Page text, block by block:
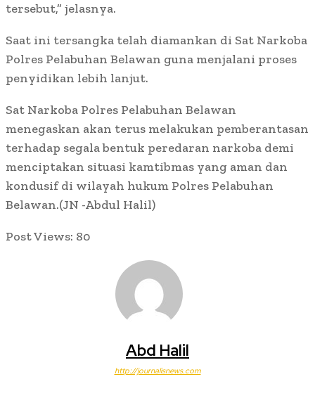
tersebut,” jelasnya.
Saat ini tersangka telah diamankan di Sat Narkoba
Polres Pelabuhan Belawan guna menjalani proses
penyidikan lebih lanjut.
Sat Narkoba Polres Pelabuhan Belawan
menegaskan akan terus melakukan pemberantasan
terhadap segala bentuk peredaran narkoba demi
menciptakan situasi kamtibmas yang aman dan
kondusif di wilayah hukum Polres Pelabuhan
Belawan.(JN -Abdul Halil)
Post Views: 80
Abd Halil
http://journalisnews.com